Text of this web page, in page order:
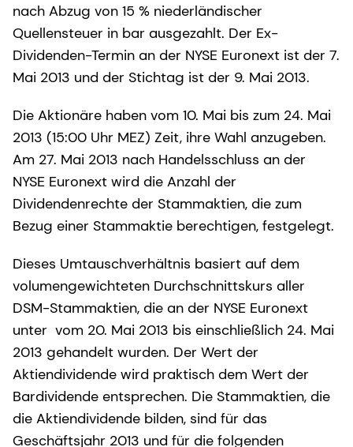
nach Abzug von 15 % niederländischer
Quellensteuer in bar ausgezahlt. Der Ex-
Dividenden-Termin an der NYSE Euronext ist der 7.
Mai 2013 und der Stichtag ist der 9. Mai 2013.
Die Aktionäre haben vom 10. Mai bis zum 24. Mai
2013 (15:00 Uhr MEZ) Zeit, ihre Wahl anzugeben.
Am 27. Mai 2013 nach Handelsschluss an der
NYSE Euronext wird die Anzahl der
Dividendenrechte der Stammaktien, die zum
Bezug einer Stammaktie berechtigen, festgelegt.
Dieses Umtauschverhältnis basiert auf dem
volumengewichteten Durchschnittskurs aller
DSM-Stammaktien, die an der NYSE Euronext
unter vom 20. Mai 2013 bis einschließlich 24. Mai
2013 gehandelt wurden. Der Wert der
Aktiendividende wird praktisch dem Wert der
Bardividende entsprechen. Die Stammaktien, die
die Aktiendividende bilden, sind für das
Geschäftsjahr 2013 und für die folgenden